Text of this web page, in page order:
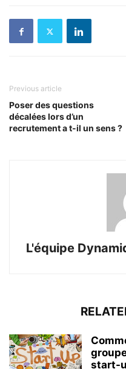
Previous article
Poser des questions
décalées lors d’un
recrutement a t-il un sens ?
L'équipe
start-